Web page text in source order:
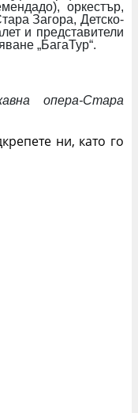
оркестър,
Загора, Детско-
и представители
„БагаТур“.
опера-Стара
ни, като го